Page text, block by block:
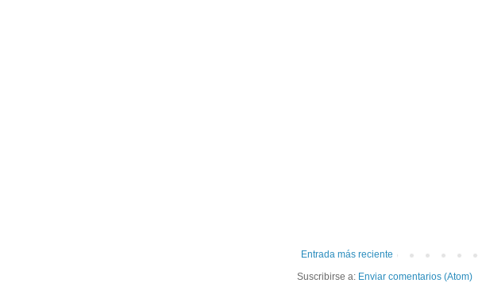
Entrada más reciente
Suscribirse a: Enviar comentarios (Atom)